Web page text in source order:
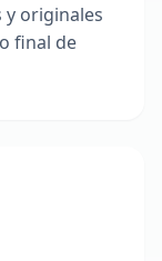
y originales
final de